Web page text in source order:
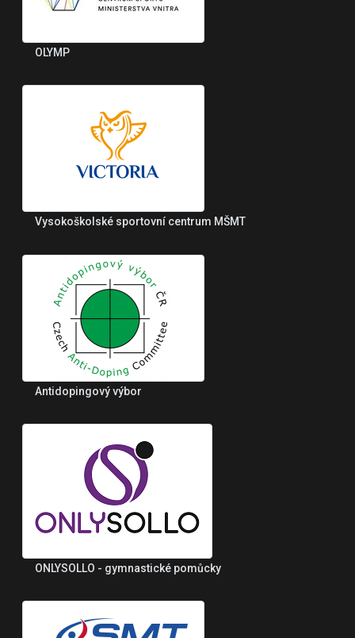
OLYMP
Vysokoškolské sportovní centrum MŠMT
Antidopingový výbor
ONLYSOLLO - gymnastické pomůcky